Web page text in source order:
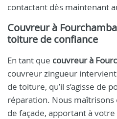
contactant dès maintenant
Couvreur à
toiture de confiance
En tant que couvreur à
couvreur zingueur
de toiture, qu’il s’agisse de
réparation. Nous
de façade, apportant à